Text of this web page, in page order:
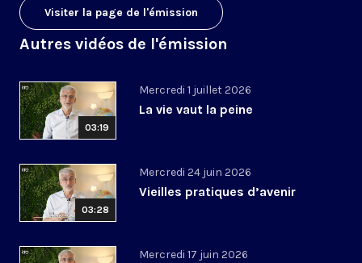
Visiter la page de l'émission
Autres vidéos de l'émission
03:19
Mercredi 1 juillet 2026
La vie vaut la peine
03:28
Mercredi 24 juin 2026
Vieilles pratiques d’avenir
Mercredi 17 juin 2026